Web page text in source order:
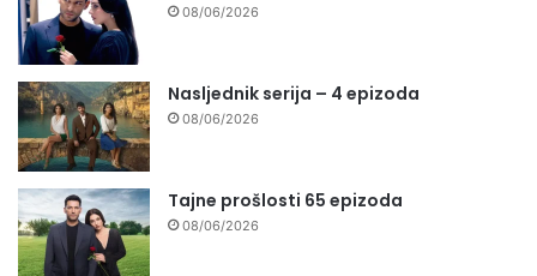
08/06/2026
Nasljednik serija – 4 epizoda
08/06/2026
Tajne prošlosti 65 epizoda
08/06/2026